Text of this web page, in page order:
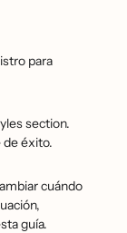
para
section.
de éxito.
cuándo
guía.